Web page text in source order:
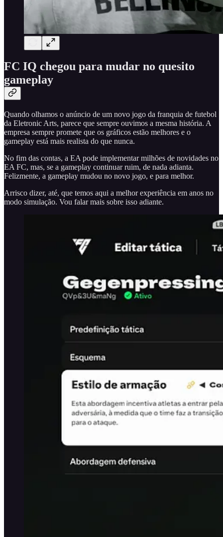
FC IQ chegou para mudar no quesito
gameplay
Quando olhamos o anúncio de um novo jogo da franquia de futebol
da Eletronic Arts, parece que sempre ouvimos a mesma história. A
empresa sempre promete que os gráficos estão melhores e o
gameplay está mais realista do que nunca.
No fim das contas, a EA pode implementar milhões de novidades no
EA FC, mas, se a gameplay continuar ruim, de nada adianta.
Felizmente, a gameplay mudou no novo jogo, e para melhor.
Arrisco dizer, até, que temos aqui a melhor experiência em anos no
modo simulação. Vou falar mais sobre isso adiante.